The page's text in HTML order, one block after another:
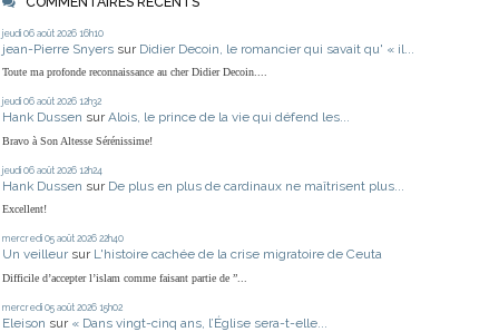
jeudi 06 août 2026 16h10
jean-Pierre Snyers sur Didier Decoin, le romancier qui savait qu' « il...
Toute ma profonde reconnaissance au cher Didier Decoin....
jeudi 06 août 2026 12h32
Hank Dussen sur Alois, le prince de la vie qui défend les...
Bravo à Son Altesse Sérénissime!
jeudi 06 août 2026 12h24
Hank Dussen sur De plus en plus de cardinaux ne maîtrisent plus...
Excellent!
mercredi 05 août 2026 22h40
Un veilleur sur L'histoire cachée de la crise migratoire de Ceuta
Difficile d’accepter l’islam comme faisant partie de ”...
mercredi 05 août 2026 15h02
Eleison sur « Dans vingt-cinq ans, l’Église sera-t-elle...